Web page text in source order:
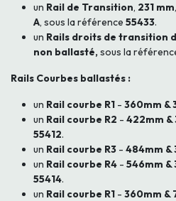
un Rail de Transition, 231 mm,
A, sous la référence 55433.
un Rails droits de transition
non ballasté,sous la
Rails Courbes ballastés :
un Rail courbe R1 - 360mm &
un Rail courbe R2 - 422mm &
55412.
un Rail courbe R3 - 484mm &
un Rail courbe R4 - 546mm &
55414.
un Rail courbe R1 - 360mm &